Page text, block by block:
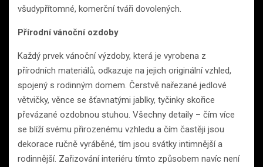
všudypřítomné, komerční tváři dovolených.
Přírodní vánoční ozdoby
Každý prvek vánoční výzdoby, která je vyrobena z
přírodních materiálů, odkazuje na jejich originální vzhled,
spojený s rodinným domem. Čerstvě nařezané jedlové
větvičky, věnce se šťavnatými jablky, tyčinky skořice
převázané ozdobnou stuhou. Všechny detaily – čím více
se blíží svému přirozenému vzhledu a čím častěji jsou
dekorace ručně vyráběné, tím jsou svátky intimnější a
rodinnější. Zařizování interiéru tímto způsobem navíc není